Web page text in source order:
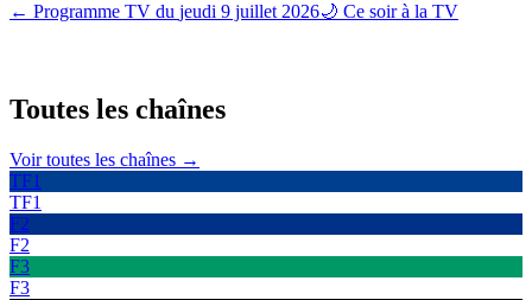
← Programme TV du jeudi 9 juillet 2026🌙 Ce soir à la TV
Toutes les chaînes
Voir toutes les chaînes →
TF1
TF1
F2
F2
F3
F3